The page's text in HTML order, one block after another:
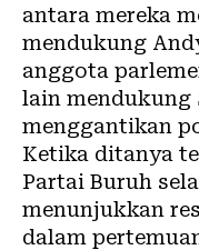
antara mereka
mendukung
anggota
lain mendukung
menggantikan
Ketika ditanya
Partai Buruh
menunjukkan
dalam